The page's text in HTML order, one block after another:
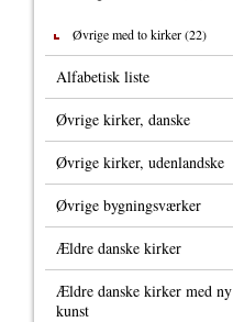
Øvrige med to kirker (22)
Alfabetisk liste
Øvrige kirker, danske
Øvrige kirker, udenlandske
Øvrige bygningsværker
Ældre danske kirker
Ældre danske kirker med ny
kunst